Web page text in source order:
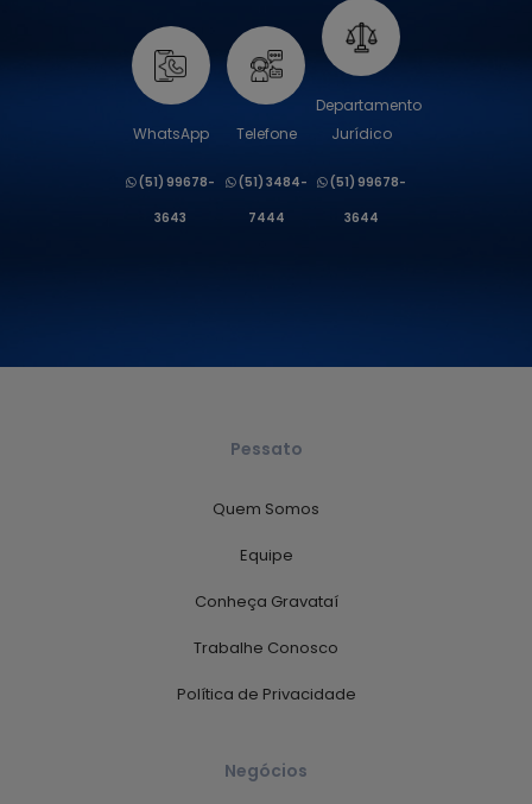
WhatsApp
(51) 99678-
3643
Telefone
(51) 3484-
7444
Departamento
Jurídico
(51) 99678-
3644
Pessato
Quem Somos
Equipe
Conheça Gravataí
Trabalhe Conosco
Política de Privacidade
Negócios